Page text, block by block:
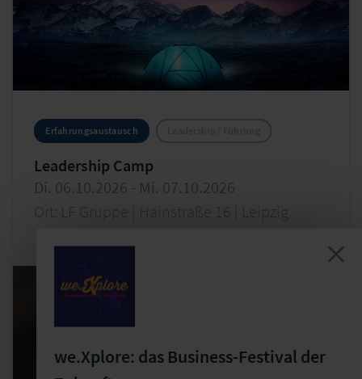
Erfahrungsaustausch
Leadership Camp
Di. 06.10.2026 - Mi. 07.10.2026
Ort: LF Gruppe | Hainstraße 16 | Leipzig
we.Xplore: das Business-Festival der